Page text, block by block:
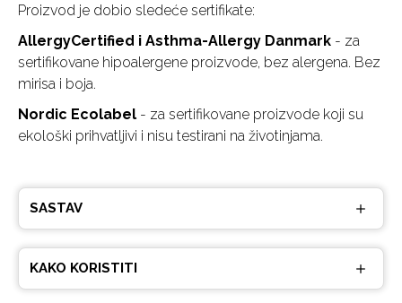
Proizvod je dobio sledeće sertifikate:
AllergyCertified i Asthma-Allergy Danmark - za
sertifikovane hipoalergene proizvode, bez alergena. Bez
mirisa i boja.
Nordic Ecolabel - za sertifikovane proizvode koji su
ekološki prihvatljivi i nisu testirani na životinjama.
SASTAV
KAKO KORISTITI